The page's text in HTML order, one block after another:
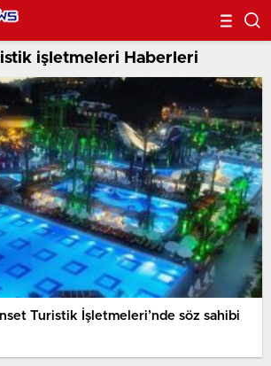
işletmeleri Haberleri
Turistik İşletmeleri’nde söz sahibi